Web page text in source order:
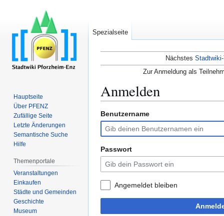
Nächstes
Zur Anmeldung als
Anmelden
Zur
Navigation
springen
Zur
Suche
springen
Benutzername
Passwort
Angemeldet bleiben
Spezialseite
Hauptseite
Über PFENZ
Zufällige Seite
Letzte Änderungen
Semantische Suche
Hilfe
Themenportale
Veranstaltungen
Einkaufen
Städte und Gemeinden
Geschichte
Museum